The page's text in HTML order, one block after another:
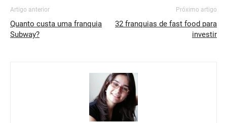
Artigo anterior
Quanto custa uma franquia
Subway?
Próximo artigo
32 franquias de fast food para
investir